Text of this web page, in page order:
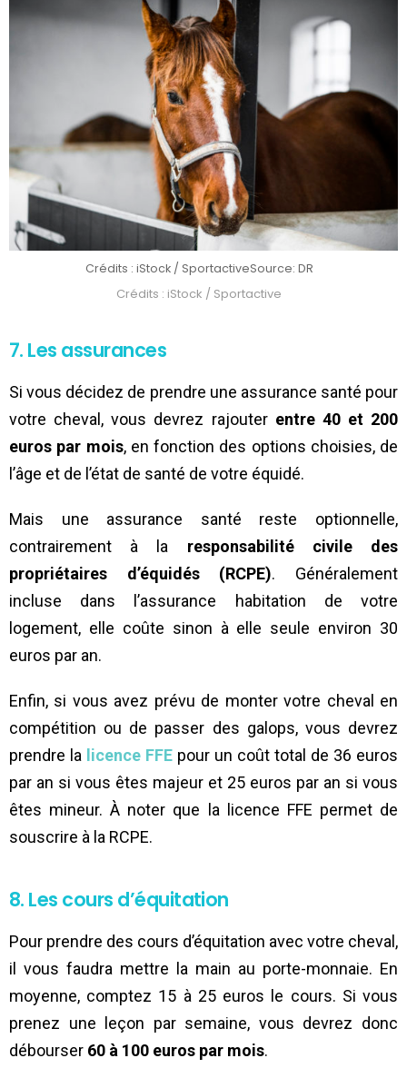
Crédits : iStock / SportactiveSource: DR
Crédits : iStock / Sportactive
7. Les assurances
Si vous décidez de prendre une assurance santé pour
votre cheval, vous devrez rajouter entre 40 et 200
euros par mois, en fonction des options choisies, de
l’âge et de l’état de santé de votre équidé.
Mais une assurance santé reste optionnelle,
contrairement à la responsabilité civile des
propriétaires d’équidés (RCPE). Généralement
incluse dans l’assurance habitation de votre
logement, elle coûte sinon à elle seule environ 30
euros par an.
Enfin, si vous avez prévu de monter votre cheval en
compétition ou de passer des galops, vous devrez
prendre la licence FFE pour un coût total de 36 euros
par an si vous êtes majeur et 25 euros par an si vous
êtes mineur. À noter que la licence FFE permet de
souscrire à la RCPE.
8. Les cours d’équitation
Pour prendre des cours d’équitation avec votre cheval,
il vous faudra mettre la main au porte-monnaie. En
moyenne, comptez 15 à 25 euros le cours. Si vous
prenez une leçon par semaine, vous devrez donc
débourser 60 à 100 euros par mois.